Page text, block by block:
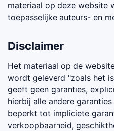
materiaal op deze website
toepasselijke auteurs- en
Disclaimer
Het materiaal op de
wordt geleverd "zoals het
geeft geen garanties,
hierbij alle andere
beperkt tot impliciete
verkoopbaarheid,